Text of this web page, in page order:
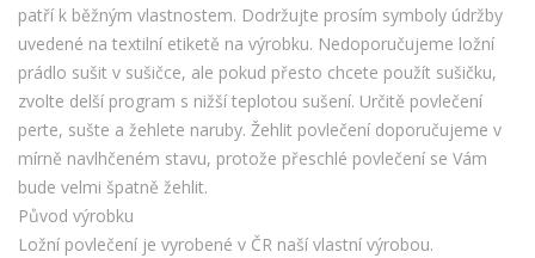
patří k běžným vlastnostem. Dodržujte prosím symboly údržby
uvedené na textilní etiketě na výrobku. Nedoporučujeme ložní
prádlo sušit v sušičce, ale pokud přesto chcete použít sušičku,
zvolte delší program s nižší teplotou sušení. Určitě povlečení
perte, sušte a žehlete naruby. Žehlit povlečení doporučujeme v
mírně navlhčeném stavu, protože přeschlé povlečení se Vám
bude velmi špatně žehlit.
Původ výrobku
Ložní povlečení je vyrobené v ČR naší vlastní výrobou.